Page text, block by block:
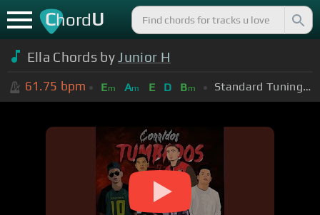
ChordU
Ella Chords byJunior H
61.75 bpm Em Am E D Bm Standard Tuning (EADGBE)